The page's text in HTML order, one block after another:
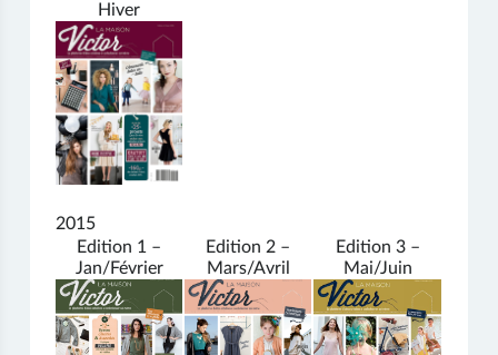
Hiver
2015
Edition 1 –
Jan/Février
Edition 2 –
Mars/Avril
Edition 3 –
Mai/Juin